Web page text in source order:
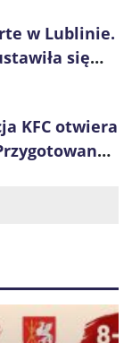
w Lublinie.
się
KFC otwiera